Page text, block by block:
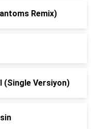
Remix)
(Single Versiyon)